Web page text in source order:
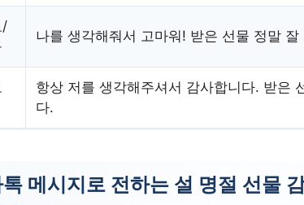
/
나를 생각해줘서 고마워! 받은 선물 정말 잘
항상 저를 생각해주셔서 감사합니다. 받은
다.
메시지로 전하는 설 명절 선물